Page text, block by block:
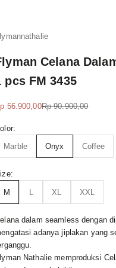
Celana
pcs FM 3435
price
56.900,00Regular price
Rp 90.900,00
Marble Onyx Coffee
M L XL XXL
dalam seamless dengan
adanya jiplakan yang
Nathalie memproduksi